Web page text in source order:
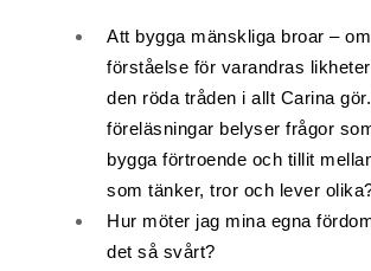
Affärsnytta
Effektivitet, framgång
Framtid, trender
Att bygga mänskliga broar –
förståelse för varandras
den röda tråden i allt Carina
föreläsningar belyser frågor
bygga förtroende och tillit
som tänker, tror och lever
Hur möter jag mina egna
det så svårt?